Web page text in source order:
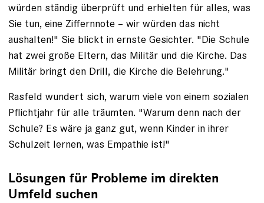
würden ­ständig überprüft und erhielten für alles, was
Sie tun, eine Ziffernnote – wir ­würden das nicht
aushalten!" Sie blickt in ernste Gesichter. "Die Schule
hat zwei große Eltern, das Militär und die Kirche. Das
Militär bringt den Drill, die Kirche die Belehrung."
Rasfeld wundert sich, warum viele von einem sozialen
Pflichtjahr für alle träumten. ­"Warum denn nach der
Schule? Es wäre ja ganz gut, wenn Kinder in ihrer
Schulzeit lernen, was Empathie ist!"
Lösungen für Probleme im direkten
Umfeld suchen